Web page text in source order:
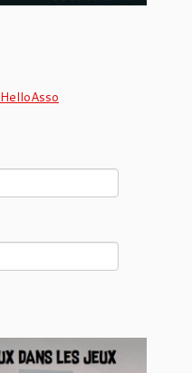
HelloAsso